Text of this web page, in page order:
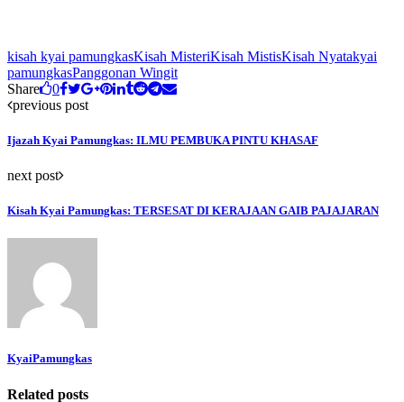
kisah kyai pamungkasKisah MisteriKisah MistisKisah Nyatakyai
pamungkasPanggonan Wingit
Share
0
previous post
Ijazah Kyai Pamungkas: ILMU PEMBUKA PINTU KHASAF
next post
Kisah Kyai Pamungkas: TERSESAT DI KERAJAAN GAIB PAJAJARAN
KyaiPamungkas
Related posts